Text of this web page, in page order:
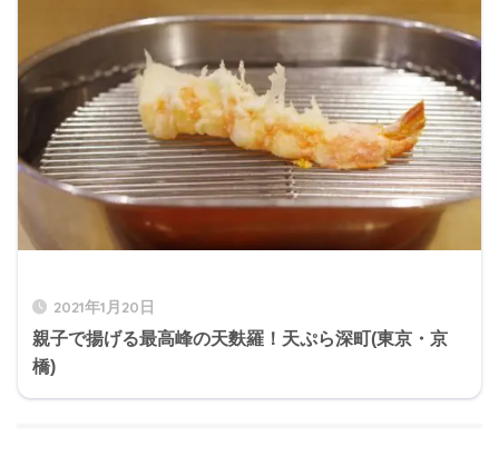
2021年1月20日
親子で揚げる最高峰の天麩羅！天ぷら深町(東京・京
橋)